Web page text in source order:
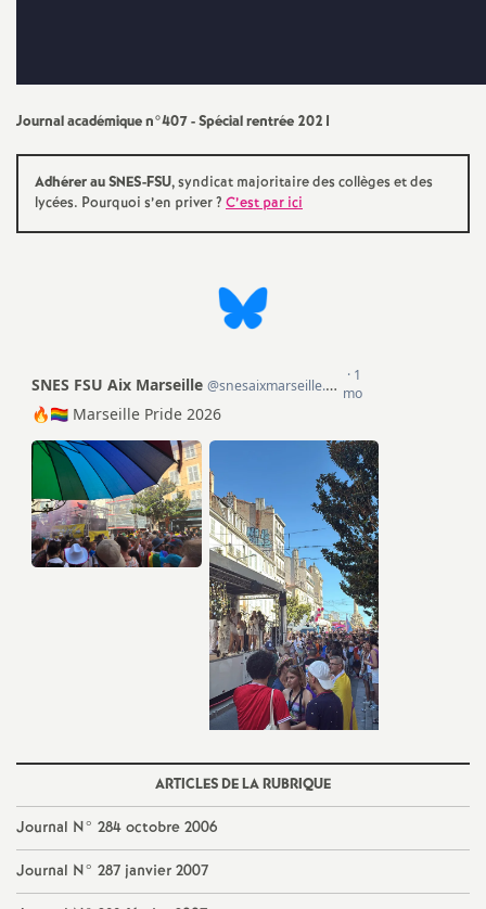
n
s
g
n
e
m
e
n
t
s
d
e
Journal académique n°407 - Spécial rentrée 2021
Adhérer au SNES-FSU, syndicat majoritaire des collèges et des
lycées. Pourquoi s’en priver? C’est par ici
ARTICLES DE LA RUBRIQUE
Journal N° 284 octobre 2006
Journal N° 287 janvier 2007